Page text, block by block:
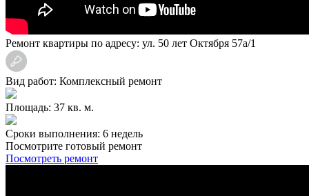
Ремонт квартиры по адресу: ул. 50 лет Октября 57а/1
Вид работ: Комплексный ремонт
Площадь: 37 кв. м.
Сроки выполнения: 6 недель
Посмотрите готовый ремонт
Посмотреть ремонт